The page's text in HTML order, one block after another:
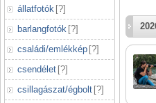
állatfotók [?]
barlangfotók [?]
családi/emlékkép [?]
csendélet [?]
csillagászat/égbolt [?]